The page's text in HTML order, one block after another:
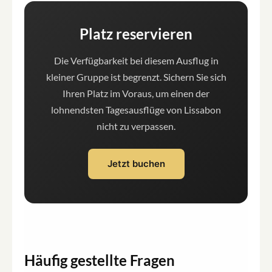
Platz reservieren
Die Verfügbarkeit bei diesem Ausflug in
kleiner Gruppe ist begrenzt. Sichern Sie sich
Ihren Platz im Voraus, um einen der
lohnendsten Tagesausflüge von Lissabon
nicht zu verpassen.
Jetzt buchen
Häufig gestellte Fragen